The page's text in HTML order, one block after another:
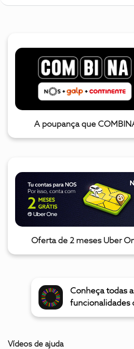
A poupança que
Oferta de 2 meses Uber
Conheça todas
funcionalidades
Vídeos de ajuda